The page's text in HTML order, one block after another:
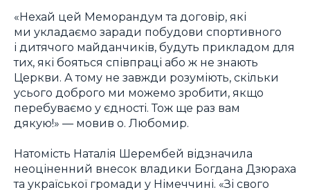
«Нехай цей Меморандум та договір, які
ми укладаємо заради побудови спортивного
і дитячого майданчиків, будуть прикладом для
тих, які бояться співпраці або ж не знають
Церкви. А тому не завжди розуміють, скільки
усього доброго ми можемо зробити, якщо
перебуваємо у єдності. Тож ще раз вам
дякую!» — мовив о. Любомир.
Натомість Наталія Шерембей відзначила
неоціненний внесок владики Богдана Дзюраха
та україської громади у Німеччині. «Зі свого